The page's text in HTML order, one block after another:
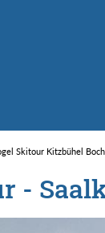
Skitour Kitzbühel
-